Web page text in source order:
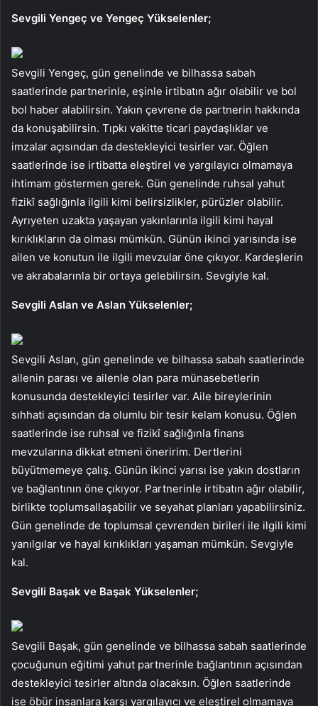
Sevgili Yengeç ve Yengeç Yükselenler;
Sevgili Yengeç, gün genelinde ve bilhassa sabah
saatlerinde partnerinle, eşinle irtibatın ağır olabilir ve bol
bol haber alabilirsin. Yakın çevrene de partnerin hakkında
da konuşabilirsin. Tıpkı vakitte ticari paydaşlıklar ve
imzalar açısından da destekleyici tesirler var. Öğlen
saatlerinde ise irtibatta eleştirel ve yargılayıcı olmamaya
ihtimam göstermen gerek. Gün genelinde ruhsal yahut
fizikî sağlığınla ilgili kimi belirsizlikler, pürüzler olabilir.
Ayrıyeten uzakta yaşayan yakınlarınla ilgili kimi hayal
kırıklıkların da olması mümkün. Günün ikinci yarısında ise
ailen ve konutun ile ilgili mevzular öne çıkıyor. Kardeşlerin
ve akrabalarınla bir ortaya gelebilirsin. Sevgiyle kal.
Sevgili Aslan ve Aslan Yükselenler;
Sevgili Aslan, gün genelinde ve bilhassa sabah saatlerinde
ailenin parası ve ailenle olan para münasebetlerin
konusunda destekleyici tesirler var. Aile bireylerinin
sıhhati açısından da olumlu bir tesir kelam konusu. Öğlen
saatlerinde ise ruhsal ve fizikî sağlığınla finans
mevzularına dikkat etmeni öneririm. Dertlerini
büyütmemeye çalış. Günün ikinci yarısı ise yakın dostların
ve bağlantının öne çıkıyor. Partnerinle irtibatın ağır olabilir,
birlikte toplumsallaşabilir ve seyahat planları yapabilirsiniz.
Gün genelinde de toplumsal çevrenden birileri ile ilgili kimi
yanılgılar ve hayal kırıklıkları yaşaman mümkün. Sevgiyle
kal.
Sevgili Başak ve Başak Yükselenler;
Sevgili Başak, gün genelinde ve bilhassa sabah saatlerinde
çocuğunun eğitimi yahut partnerinle bağlantının açısından
destekleyici tesirler altında olacaksın. Öğlen saatlerinde
ise öbür insanlara karşı yargılayıcı ve eleştirel olmamaya